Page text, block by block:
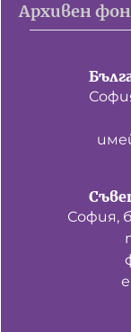
Архивен
София,